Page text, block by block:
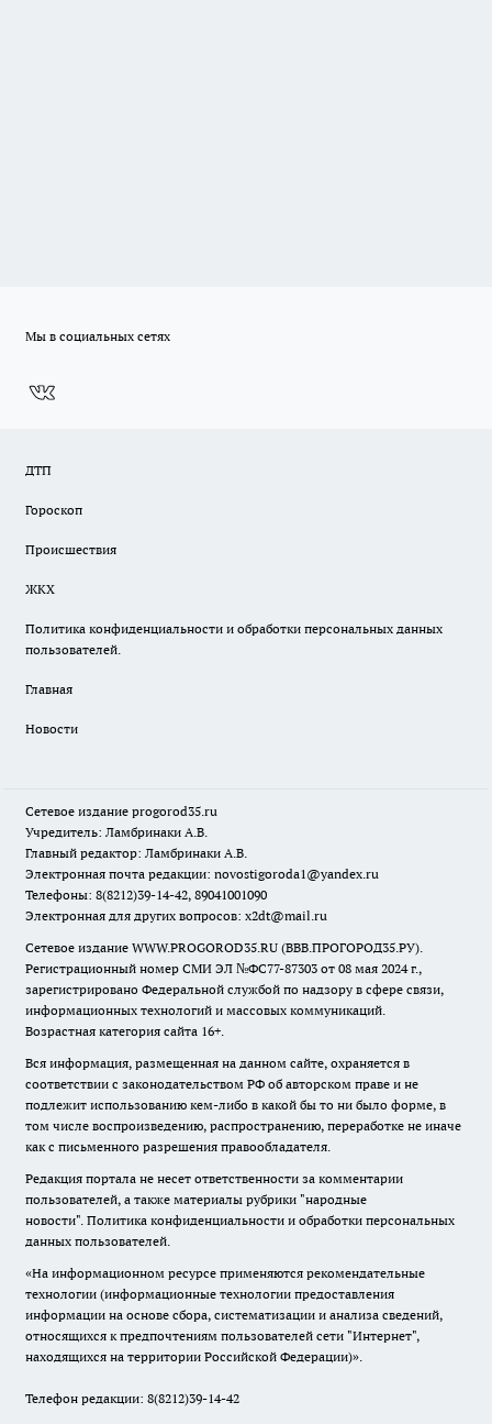
Мы в социальных сетях
ДТП
Гороскоп
Происшествия
ЖКХ
Политика конфиденциальности и обработки персональных данных
пользователей.
Главная
Новости
Сетевое издание progorod35.ru
Учредитель: Ламбринаки А.В.
Главный редактор: Ламбринаки А.В.
Электронная почта редакции: novostigoroda1@yandex.ru
Телефоны: 8(8212)39-14-42, 89041001090
Электронная для других вопросов: x2dt@mail.ru
Сетевое издание WWW.PROGOROD35.RU (ВВВ.ПРОГОРОД35.РУ).
Регистрационный номер СМИ ЭЛ №ФС77-87303 от 08 мая 2024 г.,
зарегистрировано Федеральной службой по надзору в сфере связи,
информационных технологий и массовых коммуникаций.
Возрастная категория сайта 16+.
Вся информация, размещенная на данном сайте, охраняется в
соответствии с законодательством РФ об авторском праве и не
подлежит использованию кем-либо в какой бы то ни было форме, в
том числе воспроизведению, распространению, переработке не иначе
как с письменного разрешения правообладателя.
Редакция портала не несет ответственности за комментарии
пользователей, а также материалы рубрики "народные
новости". Политика конфиденциальности и обработки персональных
данных пользователей.
«На информационном ресурсе применяются рекомендательные
технологии (информационные технологии предоставления
информации на основе сбора, систематизации и анализа сведений,
относящихся к предпочтениям пользователей сети "Интернет",
находящихся на территории Российской Федерации)».
Телефон редакции: 8(8212)39-14-42